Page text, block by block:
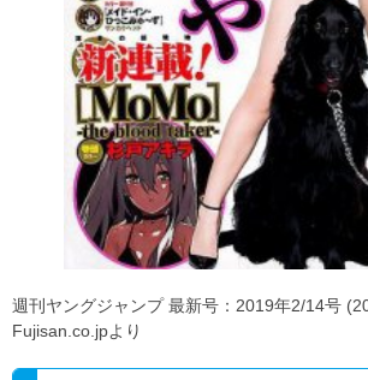
週刊ヤングジャンプ 最新号：2019年2/14号
Fujisan.co.jpより